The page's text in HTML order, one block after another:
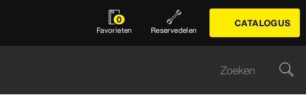
0
Favorieten Reservedelen
CATALOGUS